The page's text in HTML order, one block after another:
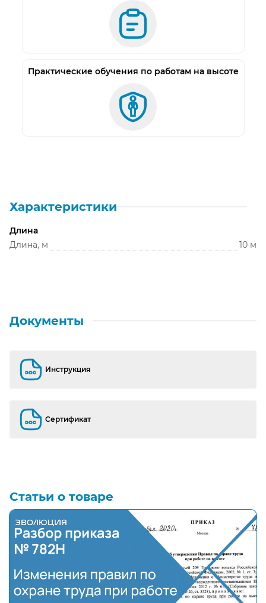
Практические обучения по работам на высоте
Характеристики
Длина
Длина, м
10 м
Документы
Инструкция
Сертификат
Статьи о товаре
Полный разбор нового приказа № 782Н "Об